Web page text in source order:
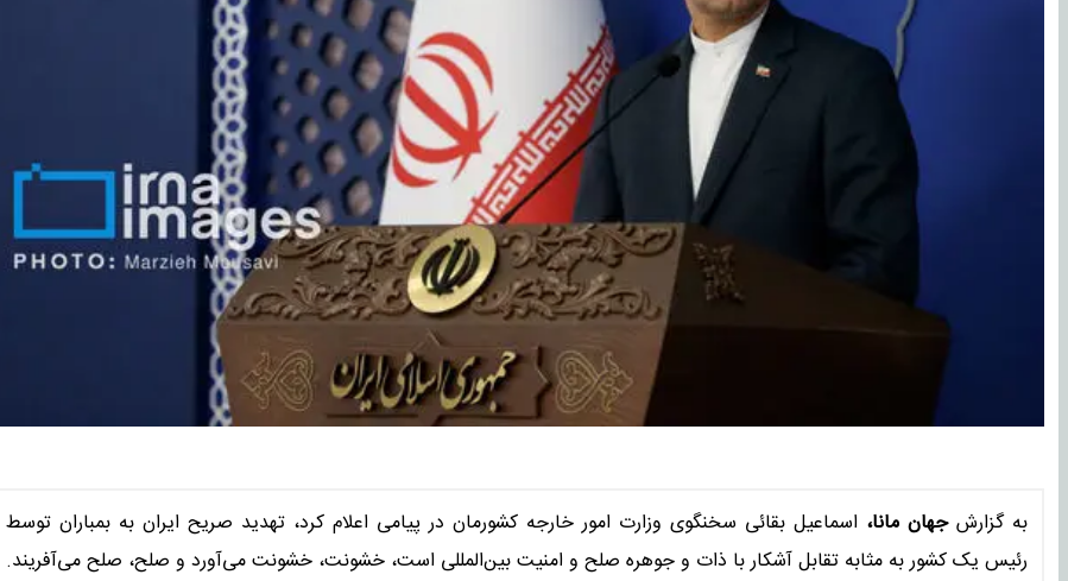
به گزارش جهان مانا، اسماعیل بقائی سخنگوی وزارت امور خارجه کشورمان در پیامی اعلام کرد، تهدید صریح ایران به بمباران توسط
رئیس یک کشور به مثابه تقابل آشکار با ذات و جوهره صلح و امنیت بین‌المللی است، خشونت، خشونت می‌آورد و صلح، صلح می‌آفریند.